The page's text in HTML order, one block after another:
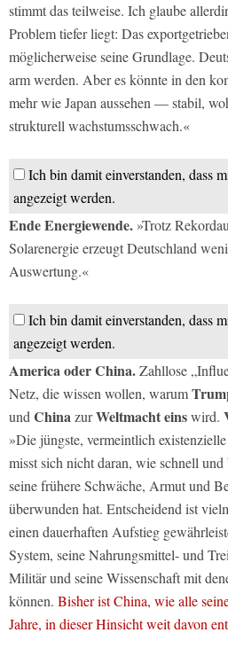
stimmt das teilweise. Ich glaube
Problem tiefer liegt: Das
möglicherweise seine Grundlage.
arm werden. Aber es könnte in den
mehr wie Japan aussehen — stabil,
strukturell wachstumsschwach.«
Ich bin damit einverstanden, dass
angezeigt werden.
Ende Energiewende. »Trotz
Solarenergie erzeugt Deutschland
Auswertung.«
Ich bin damit einverstanden, dass
angezeigt werden.
America oder China.Zahllose
Netz, die wissen wollen, warum
und ChinazurWeltmacht einswird.
»Die jüngste, vermeintlich
misst sich nicht daran, wie schnell
seine frühere Schwäche, Armut und
überwunden hat. Entscheidend ist
einen dauerhaften Aufstieg
System, seine Nahrungsmittel- und
Militär und seine Wissenschaft mit
können. Bisher ist China, wie alle
Jahre, in dieser Hinsicht weit davon